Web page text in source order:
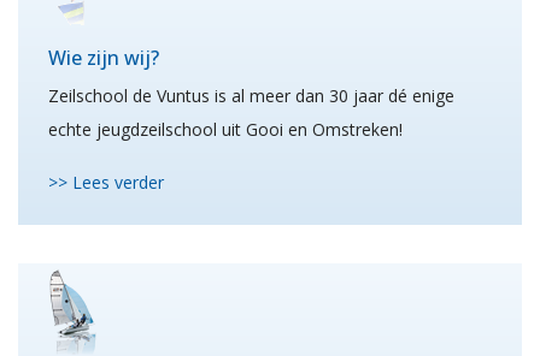
Wie zijn wij?
Zeilschool de Vuntus is al meer dan 30 jaar dé enige
echte jeugdzeilschool uit Gooi en Omstreken!
>> Lees verder